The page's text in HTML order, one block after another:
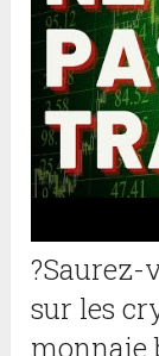
?Saurez-
sur les
monnaie